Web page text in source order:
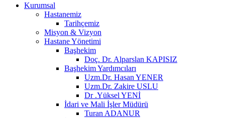
Kurumsal
Hastanemiz
Tarihçemiz
Misyon & Vizyon
Hastane Yönetimi
Başhekim
Doç. Dr. Alparslan KAPISIZ
Başhekim Yardımcıları
Uzm.Dr. Hasan YENER
Uzm.Dr. Zakire USLU
Dr .Yüksel YENİ
İdari ve Mali İşler Müdürü
Turan ADANUR